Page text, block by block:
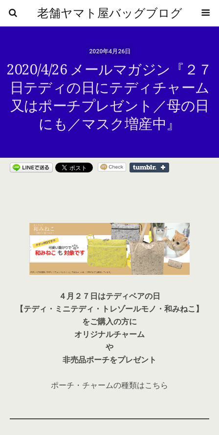
老舗ヤマト屋バッグブログ
2020年4月26日
2020/4/26 メールマガジン『２７
日テディの日にテディチャーム
又はポーチプレゼント／母の日
にも／マスク増産中』
４月２７日はテディベアの日
【テディ・ミニテディ・トレゾールモノ・和みねこ】
をご購入の方に
オリジナルチャーム
や
非売品ポーチをプレゼント
ポーチ・チャームの種類はこちら